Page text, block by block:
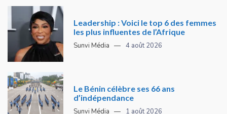
Leadership : Voici le top 6 des femmes
les plus influentes de l’Afrique
Sunvi Média 4 août 2026
Le Bénin célèbre ses 66 ans
d’indépendance
Sunvi Média 1 août 2026